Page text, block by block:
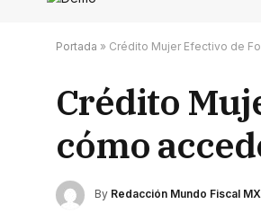
Portada » Crédito Mujer Efectivo de
Crédito
cómo
By Redacción Mundo Fiscal MX